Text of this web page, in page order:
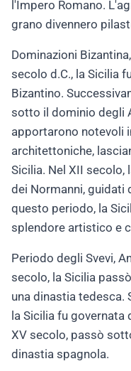
l'Impero Romano.
grano divennero
Dominazioni
secolo d.C., la Sicilia
Bizantino.
sotto il dominio degli
apportarono notevoli
architettoniche,
Sicilia. Nel XII
dei Normanni, guidati
questo periodo, la
splendore artistico e
Periodo degli Svevi,
secolo, la Sicilia
una dinastia tedesca.
la Sicilia fu governata
XV secolo, passò
dinastia spagnola.